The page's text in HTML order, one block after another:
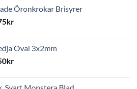
Öronkrokar Brisyrer
kr
Oval 3x2mm
kr